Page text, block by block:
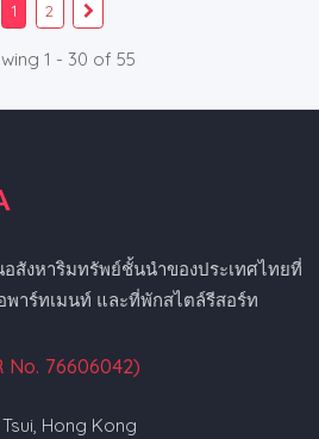
1 2
1 - 30 of 55
สังหาริมทรัพย์ชั้นนำของประเทศไทยที่
พาร์ทเมนท์ และที่พักสไตล์รีสอร์ท
No. 76606042)
Hong Kong